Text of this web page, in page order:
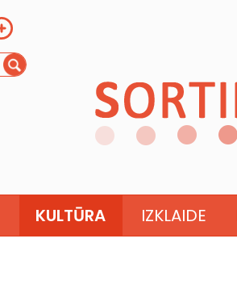
KULTŪRA IZKLAIDE